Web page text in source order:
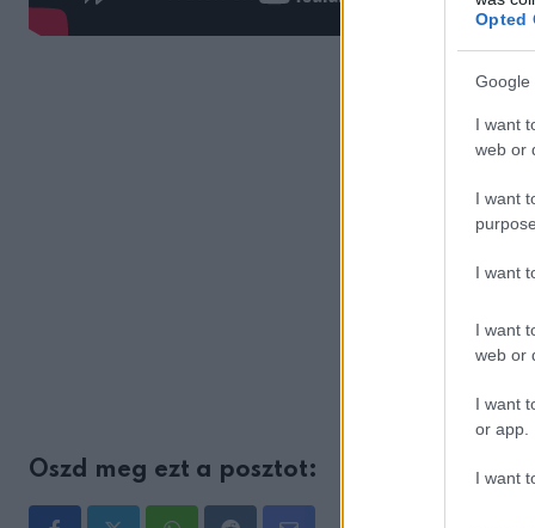
Opted
Google
I want
web or
I want
I want
I want
web or
I want
or app.
I want
Oszd meg ezt a posztot: